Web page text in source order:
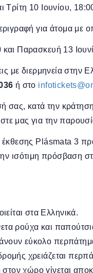
Τρίτη 10 Ιουνίου,
για άτομα με
και Παρασκευή 13
με διερμηνεία
ή στο
σας, κατά την
μας για την
Plásmata 3
ισότιμη πρόσβαση
στα Ελληνικά.
ρούχα και
εύκολο
χρειάζεται
χώρο γίνεται